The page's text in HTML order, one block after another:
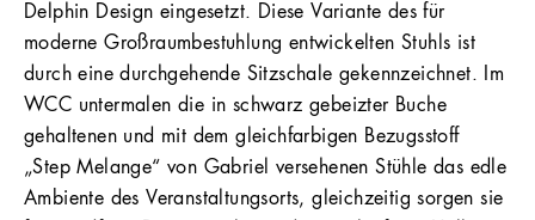
Delphin Design eingesetzt. Diese Variante des für
moderne Großraumbestuhlung entwickelten Stuhls ist
durch eine durchgehende Sitzschale gekennzeichnet. Im
WCC untermalen die in schwarz gebeizter Buche
gehaltenen und mit dem gleichfarbigen Bezugsstoff
„Step Melange“ von Gabriel versehenen Stühle das edle
Ambiente des Veranstaltungsorts, gleichzeitig sorgen sie